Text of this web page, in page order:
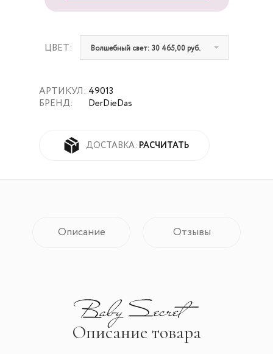
АРТИКУЛ:
БРЕНД:
49013
DerDieDas
ДОСТАВКА: РАСЧИТАТЬ
ЦВЕТ: Волшебный свет: 30 465,00 руб.
Описание Отзывы
Описание товара